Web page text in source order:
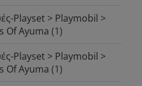
Playset > Playmobil >
Of Ayuma (1)
Playset > Playmobil >
Of Ayuma (1)